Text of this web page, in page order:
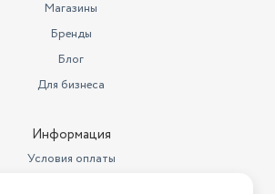
машине
Velours Rouge
Магазины
Бренды
Блог
Для бизнеса
Информация
Условия оплаты